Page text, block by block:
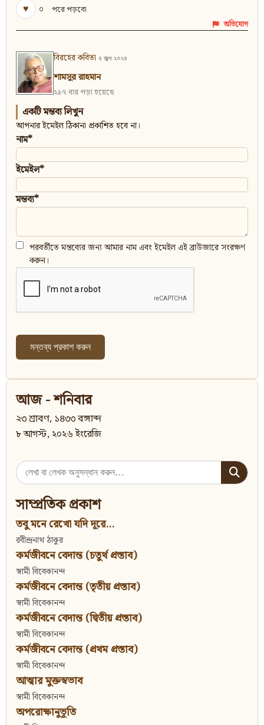
♥
০ পরে পড়বো
অভিযোগ
বিরহের কবিতা ৪ জুন ২০২৪
শামসুর রাহমান
২৯৭ বার পড়া হয়েছে
একটি মন্তব্য লিখুন
আপনার ইমেইল ঠিকানা প্রকাশিত হবে না।
নাম*
ইমেইল*
মন্তব্য*
পরবর্তীতে মন্তব্যের জন্য আমার নাম এবং ইমেইল এই ব্রাউজারে সংরক্ষণ
করুন।
আজ - শনিবার
২৩ শ্রাবণ, ১৪৩৩ বঙ্গাব্দ
৮ আগস্ট, ২০২৬ ইংরেজি
Search
for:
সাম্প্রতিক প্রকাশ
তবু মনে রেখো যদি দূরে...
রবীন্দ্রনাথ ঠাকুর
কর্মজীবনে বেদান্ত (চতুর্থ প্রস্তাব)
স্বামী বিবেকানন্দ
কর্মজীবনে বেদান্ত (তৃতীয় প্রস্তাব)
স্বামী বিবেকানন্দ
কর্মজীবনে বেদান্ত (দ্বিতীয় প্রস্তাব)
স্বামী বিবেকানন্দ
কর্মজীবনে বেদান্ত (প্রথম প্রস্তাব)
স্বামী বিবেকানন্দ
আত্মার মুক্তস্বভাব
স্বামী বিবেকানন্দ
অপরোক্ষানুভূতি